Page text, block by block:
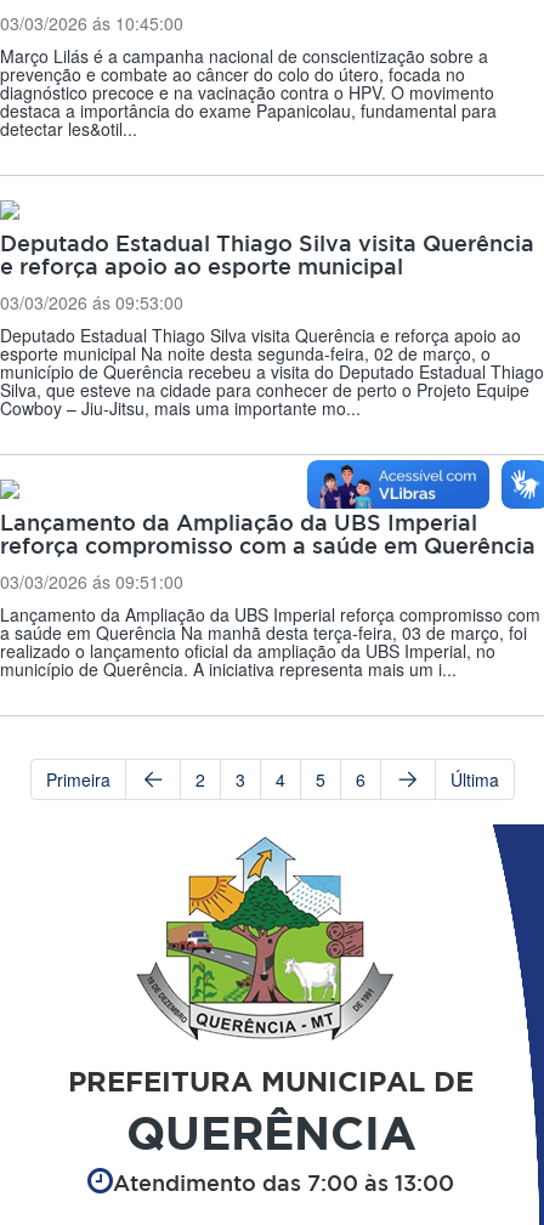
03/03/2026 ás 10:45:00
Março Lilás é a campanha nacional de conscientização sobre a
prevenção e combate ao câncer do colo do útero, focada no
diagnóstico precoce e na vacinação contra o HPV. O movimento
destaca a importância do exame Papanicolau, fundamental para
detectar les&otil...
Deputado Estadual Thiago Silva visita Querência
e reforça apoio ao esporte municipal
03/03/2026 ás 09:53:00
Deputado Estadual Thiago Silva visita Querência e reforça apoio ao
esporte municipal Na noite desta segunda-feira, 02 de março, o
município de Querência recebeu a visita do Deputado Estadual Thiago
Silva, que esteve na cidade para conhecer de perto o Projeto Equipe
Cowboy – Jiu-Jitsu, mais uma importante mo...
Lançamento da Ampliação da UBS Imperial
reforça compromisso com a saúde em Querência
03/03/2026 ás 09:51:00
Lançamento da Ampliação da UBS Imperial reforça compromisso com
a saúde em Querência Na manhã desta terça-feira, 03 de março, foi
realizado o lançamento oficial da ampliação da UBS Imperial, no
município de Querência. A iniciativa representa mais um i...
Primeira 2 3 4 5 6 Última
PREFEITURA MUNICIPAL DE
QUERÊNCIA
Atendimento das 7:00 às 13:00